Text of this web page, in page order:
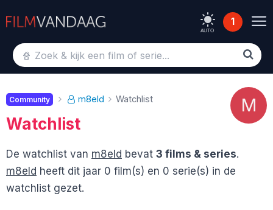
AUTO
1
M
Community m8eld Watchlist
Watchlist
De watchlist van m8eld bevat 3 films & series.
m8eld heeft dit jaar 0 film(s) en 0 serie(s) in de
watchlist gezet.